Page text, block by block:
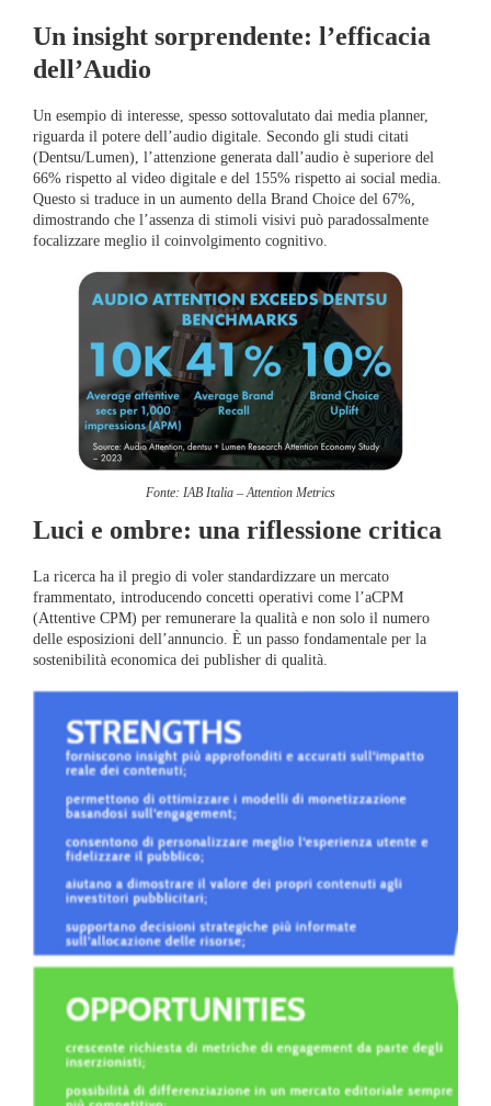
Un insight sorprendente: l’efficacia
dell’Audio
Un esempio di interesse, spesso sottovalutato dai media planner,
riguarda il potere dell’audio digitale. Secondo gli studi citati
(Dentsu/Lumen), l’attenzione generata dall’audio è superiore del
66% rispetto al video digitale e del 155% rispetto ai social media.
Questo si traduce in un aumento della Brand Choice del 67%,
dimostrando che l’assenza di stimoli visivi può paradossalmente
focalizzare meglio il coinvolgimento cognitivo.
Fonte: IAB Italia – Attention Metrics
Luci e ombre: una riflessione critica
La ricerca ha il pregio di voler standardizzare un mercato
frammentato, introducendo concetti operativi come l’aCPM
(Attentive CPM) per remunerare la qualità e non solo il numero
delle esposizioni dell’annuncio. È un passo fondamentale per la
sostenibilità economica dei publisher di qualità.